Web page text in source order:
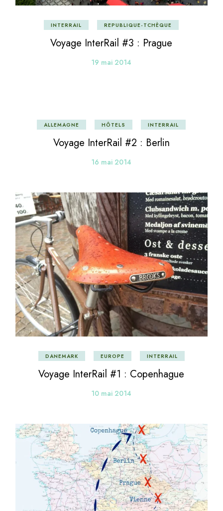
INTERRAIL REPUBLIQUE-TCHÈQUE
Voyage InterRail #3 : Prague
19 mai 2014
ALLEMAGNE HÔTELS INTERRAIL
Voyage InterRail #2 : Berlin
16 mai 2014
DANEMARK EUROPE INTERRAIL
Voyage InterRail #1 : Copenhague
10 mai 2014